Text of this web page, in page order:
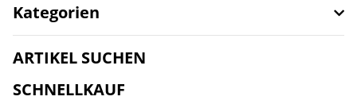
Kategorien
ARTIKEL SUCHEN
SCHNELLKAUF